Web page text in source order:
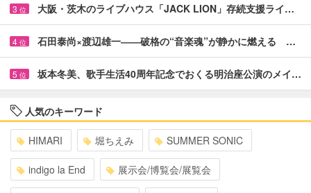
3 位 大阪・茨木のライブハウス「JACK LION」存続支援ライ…
4 位 石田泰尚×渡辺雄一――破格の“音楽魂”が静かに燃える …
5 位 坂本冬美、歌手生活40周年記念でおくる明治座公演のメイ…
人気のキーワード
HIMARI 堀ちえみ SUMMER SONIC
indigo la End 展示会/博覧会/展覧会